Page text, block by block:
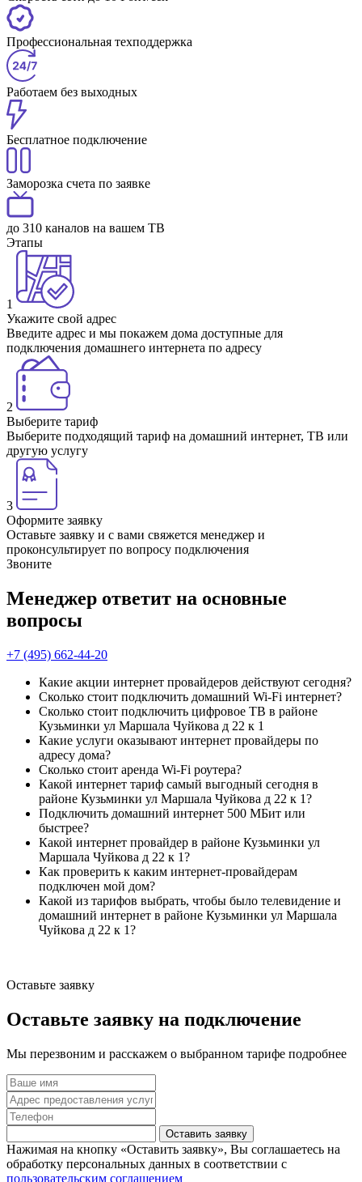
Профессиональная техподдержка
Работаем без выходных
Бесплатное подключение
Заморозка счета по заявке
до 310 каналов на вашем ТВ
Этапы
1
Укажите свой адрес
Введите адрес и мы покажем дома доступные для
подключения домашнего интернета по адресу
2
Выберите тариф
Выберите подходящий тариф на домашний интернет, ТВ или
другую услугу
3
Оформите заявку
Оставьте заявку и с вами свяжется менеджер и
проконсультирует по вопросу подключения
Звоните
Менеджер ответит на основные
вопросы
+7 (495) 662-44-20
Какие акции интернет провайдеров действуют сегодня?
Сколько стоит подключить домашний Wi-Fi интернет?
Сколько стоит подключить цифровое ТВ в районе
Кузьминки ул Маршала Чуйкова д 22 к 1
Какие услуги оказывают интернет провайдеры по
адресу дома?
Сколько стоит аренда Wi-Fi роутера?
Какой интернет тариф самый выгодный сегодня в
районе Кузьминки ул Маршала Чуйкова д 22 к 1?
Подключить домашний интернет 500 МБит или
быстрее?
Какой интернет провайдер в районе Кузьминки ул
Маршала Чуйкова д 22 к 1?
Как проверить к каким интернет-провайдерам
подключен мой дом?
Какой из тарифов выбрать, чтобы было телевидение и
домашний интернет в районе Кузьминки ул Маршала
Чуйкова д 22 к 1?
Оставьте заявку
Оставьте заявку на подключение
Мы перезвоним и расскажем о выбранном тарифе подробнее
Оставить заявку
Нажимая на кнопку «Оставить заявку», Вы соглашаетесь на
обработку персональных данных в соответствии с
пользовательским соглашением